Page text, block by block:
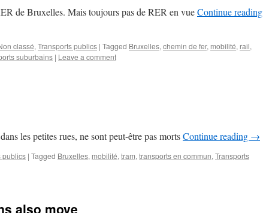
de Bruxelles. Mais toujours pas de RER en vueContinue reading
classé, Transports publics | Tagged Bruxelles, chemin de fer, mobilité, rail,
suburbains | Leave a comment
les petites rues, ne sont peut-être pas mortsContinue reading →
publics | Tagged Bruxelles, mobilité, tram, transports en commun, Transports
also move